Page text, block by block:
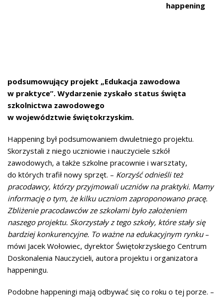
happening
podsumowujący projekt „Edukacja zawodowa
w praktyce”. Wydarzenie zyskało status święta
szkolnictwa zawodowego
w województwie świętokrzyskim.
Happening był podsumowaniem dwuletniego projektu.
Skorzystali z niego uczniowie i nauczyciele szkół
zawodowych, a także szkolne pracownie i warsztaty,
do których trafił nowy sprzęt. – Korzyść odnieśli też
pracodawcy, którzy przyjmowali uczniów na praktyki. Mamy
informację o tym, że kilku uczniom zaproponowano pracę.
Zbliżenie pracodawców ze szkołami było założeniem
naszego projektu. Skorzystały z tego szkoły, które stały się
bardziej konkurencyjne. To ważne na edukacyjnym rynku–
mówi Jacek Wołowiec, dyrektor Świętokrzyskiego Centrum
Doskonalenia Nauczycieli, autora projektu i organizatora
happeningu.
Podobne happeningi mają odbywać się co roku o tej porze. –